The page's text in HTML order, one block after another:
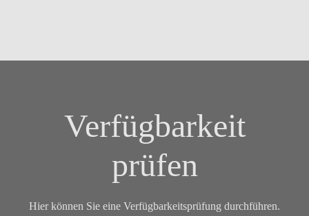
Verfügbarkeit
prüfen
Hier können Sie eine Verfügbarkeitsprüfung durchführen.